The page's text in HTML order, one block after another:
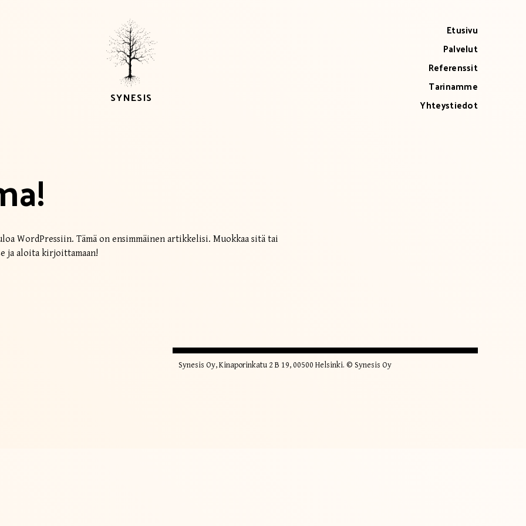
SYNESIS
Etusivu
Palvelut
Referenssit
Tarinamme
Yhteystiedot
WordPressiin. Tämä on ensimmäinen artikkelisi. Muokkaa sitä tai
ja aloita kirjoittamaan!
Synesis Oy, Kinaporinkatu 2 B 19, 00500 Helsinki. © Synesis Oy